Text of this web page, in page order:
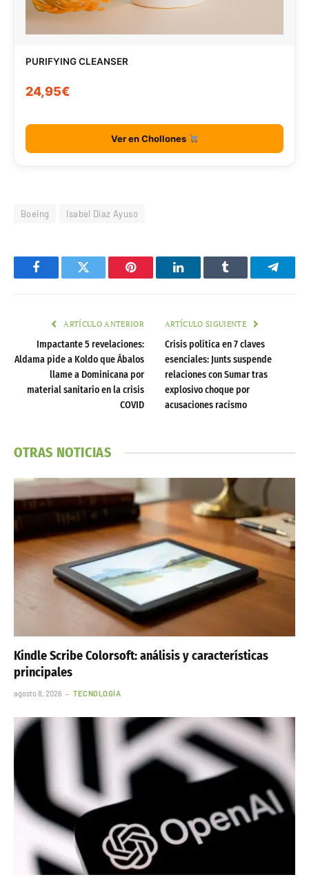
PURIFYING CLEANSER
24,95€
Ver en Chollones
Boeing Isabel Díaz Ayuso
FacebookTwitter Pinterest LinkedInTumblr
ARTÍCULO ANTERIOR
Impactante 5 revelaciones:
Aldama pide a Koldo que Ábalos
llame a Dominicana por
material sanitario en la crisis
COVID
ARTÍCULO SIGUIENTE
Crisis política en 7 claves
esenciales: Junts suspende
relaciones con Sumar tras
explosivo choque por
acusaciones racismo
OTRAS NOTICIAS
Kindle Scribe Colorsoft: análisis y características
principales
agosto 8, 2026 TECNOLOGÍA